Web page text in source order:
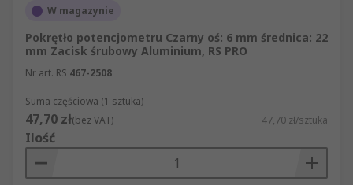
W magazynie
Pokrętło potencjometru Czarny oś: 6 mm średnica: 22
mm Zacisk śrubowy Aluminium, RS PRO
Nr art. RS 467-2508
Suma częściowa (1 sztuka)
47,70 zł(bez VAT) 47,70 zł/sztuka
Ilość